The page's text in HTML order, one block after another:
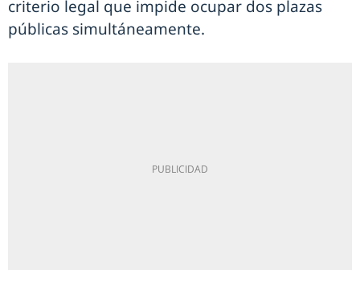
criterio legal que impide ocupar dos plazas
públicas simultáneamente.